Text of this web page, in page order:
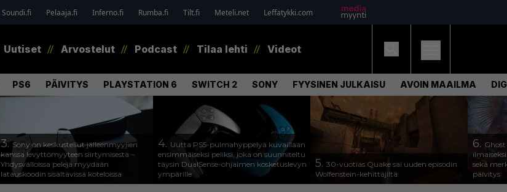
Soundi.fi Pelaaja.fi Inferno.fi Rumba.fi Tilt.fi Meteli.net Leffatykki.com
Uutiset Arvostelut Podcast Tilaa lehti Videot
PS6 PÄIVITYS PLAYSTATION 6 SWITCH 2 SONY FYYSINEN JULKAISU AVOIN MAAILMA
3.Sony on keskustellut jälleenmyyjien
kanssa levyttömyyteen siirtymisestä –
Yhdysvalloissa pelejä myydään
latauskoodin sisältävissä koteloissa
4. Uutta PS5-pulmahyppelyä kuvaillaan
ensimmäiseksi peliksi, joka on suunniteltu
täysin DualSense-ohjaimen kosketuslevyn
ympärille
5. 30-vuotias Quake sai uuden episodin
Wolfenstein-kehittäjiltä
6.
sekä
päivitys